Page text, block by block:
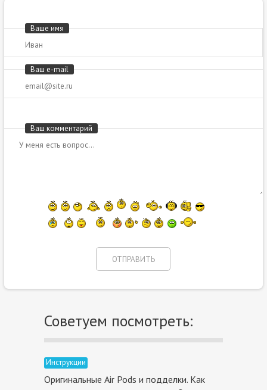
Ваше имя
Ваш e-mail
Ваш комментарий
Советуем посмотреть:
Инструкции
Оригинальные Air Pods и подделки. Как